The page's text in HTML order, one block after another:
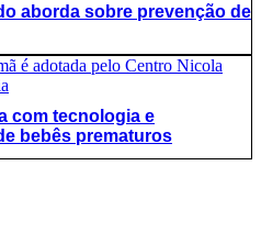
aborda sobre prevenção de
com tecnologia e
bebês prematuros